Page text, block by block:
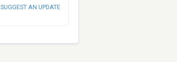
SUGGEST AN UPDATE